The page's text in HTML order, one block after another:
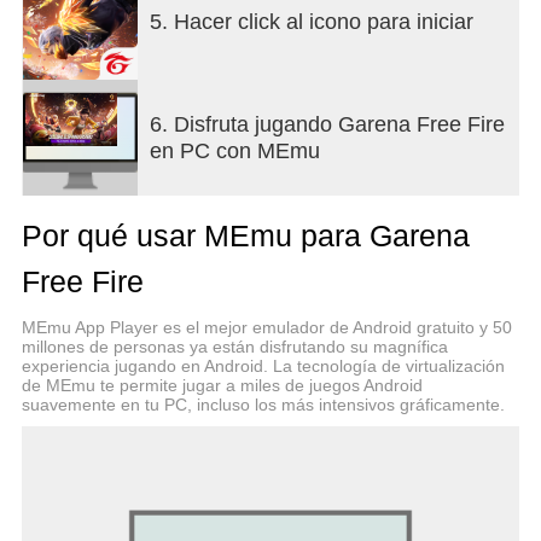
de despertar armas ya están disponibles en BR y
DE. Mejora tus habilidades, elige diferentes
potenciadores y utiliza los Módulos de renacer para
aumentar la potencia de tus armas y ser el último
sobreviviente.
[Revisión de partida en BR]
de una partida clasificatoria, revisa las repeticiones
para ver las rutas, eliminaciones y posiciones de
los enemigos. ¡Analiza cada partida y perfeccionar
tu estrategia!
Free Fire es un juego de disparos y supervivencia
contra otros 49 jugadores, todos con un mismo
5. Hacer click al icono para iniciar
6. Disfruta jugando Garena Free Fire
en PC con MEmu
Por qué usar MEmu para Garena
Free Fire
MEmu App Player es el mejor emulador de Android gratuito y 50
millones de personas ya están disfrutando su magnífica
experiencia jugando en Android. La tecnología de virtualización
de MEmu te permite jugar a miles de juegos Android
suavemente en tu PC, incluso los más intensivos gráficamente.